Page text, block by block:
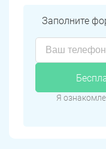
Заполните
Я